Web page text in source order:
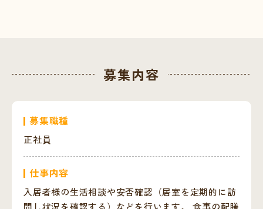
募集内容
募集職種
正社員
仕事内容
入居者様の生活相談や安否確認（居室を定期的に訪
問し状況を確認する）などを行います。 食事の配膳